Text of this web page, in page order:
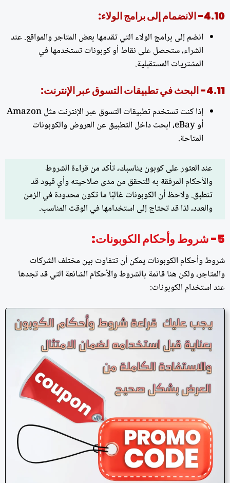
4.10- الانضمام إلى برامج الولاء:
انضم إلى برامج الولاء التي تقدمها بعض المتاجر والمواقع. عند
الشراء، ستحصل على نقاط أو كوبونات تستخدمها في
المشتريات المستقبلية.
4.11- البحث في تطبيقات التسوق عبر الإنترنت:
إذا كنت تستخدم تطبيقات التسوق عبر الإنترنت مثل Amazon
أو eBay، ابحث داخل التطبيق عن العروض والكوبونات
المتاحة.
عند العثور على كوبون يناسبك، تأكد من قراءة الشروط
والأحكام المرفقة به للتحقق من مدى صلاحيته وأي قيود قد
تنطبق. ولاحظ أن الكوبونات غالبًا ما تكون محدودة في الزمن
والعدد، لذا قد تحتاج إلى استخدامها في الوقت المناسب.
5- شروط وأحكام الكوبونات:
شروط وأحكام الكوبونات يمكن أن تتفاوت بين مختلف الشركات
والمتاجر، ولكن هنا قائمة بالشروط والأحكام الشائعة التي قد تجدها
عند استخدام الكوبونات: